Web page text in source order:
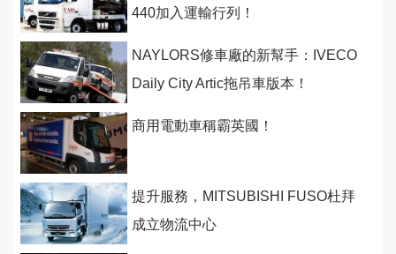
440加入運輸行列！
NAYLORS修車廠的新幫手：IVECO
Daily City Artic拖吊車版本！
商用電動車稱霸英國！
提升服務，MITSUBISHI FUSO杜拜
成立物流中心